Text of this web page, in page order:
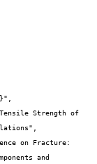
and